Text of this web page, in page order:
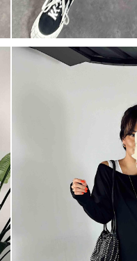
200 TL
% 15
% 20
% 5